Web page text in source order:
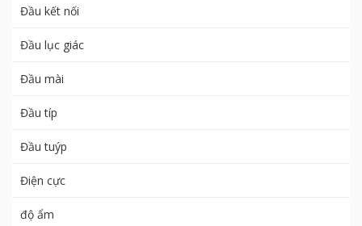
Đầu kết nối
Đầu lục giác
Đầu mài
Đầu típ
Đầu tuýp
Điện cực
độ ẩm